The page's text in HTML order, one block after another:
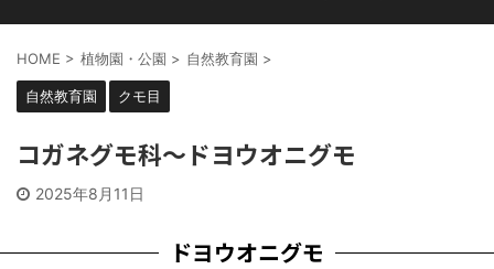
HOME > 植物園・公園 > 自然教育園 >
自然教育園 クモ目
コガネグモ科～ドヨウオニグモ
2025年8月11日
ドヨウオニグモ